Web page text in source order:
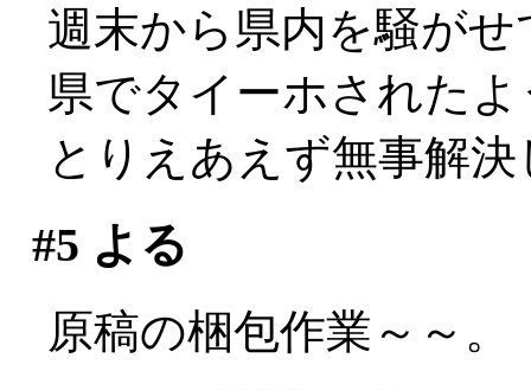
週末から県内を騒が
県でタイーホされた
とりえあえず無事解
#5 よる
原稿の梱包作業～～。